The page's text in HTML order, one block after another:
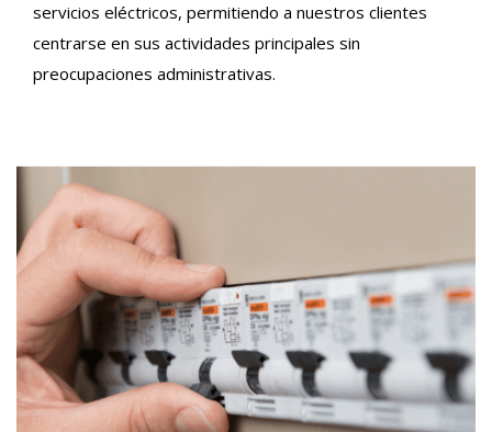
servicios eléctricos, permitiendo a nuestros clientes
centrarse en sus actividades principales sin
preocupaciones administrativas.